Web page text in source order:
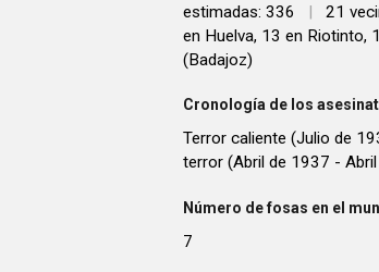
estimadas: 336
|
21
en Huelva, 13 en Riotinto,
(Badajoz)
Cronología de los
Terror caliente (Julio de
terror (Abril de 1937 -
Número de fosas en el
7